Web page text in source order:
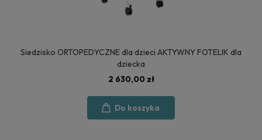
Siedzisko ORTOPEDYCZNE dla dzieci AKTYWNY FOTELIK dla
dziecka
2 630,00 zł
Do koszyka